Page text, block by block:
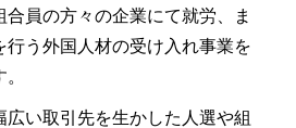
合員の方々の企業にて就労、ま
行う外国人材の受け入れ事業を
広い取引先を生かした人選や組